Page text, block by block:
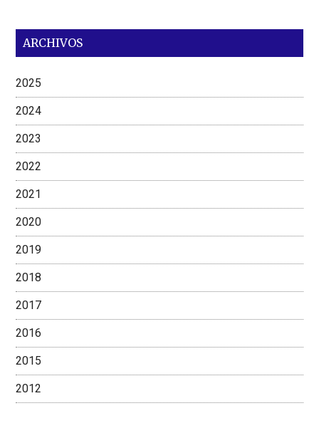
ARCHIVOS
2025
2024
2023
2022
2021
2020
2019
2018
2017
2016
2015
2012